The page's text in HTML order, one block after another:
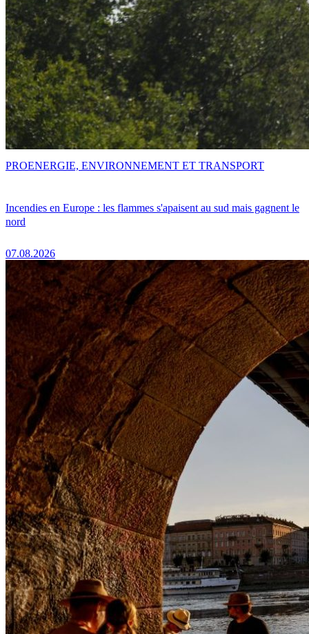
Incendies en Europe : les flammes s'apaisent au sud mais gagnent le
nord
07.08.2026
PROENERGIE, ENVIRONNEMENT ET TRANSPORT